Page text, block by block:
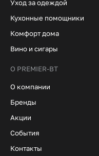
Уход за одеждой
Кухонные помощники
Комфорт дома
Вино и сигары
О PREMIER-BT
О компании
Бренды
Акции
События
Контакты